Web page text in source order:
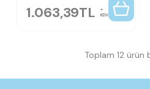
1.063,39TL KDV
Toplam 12 ürün